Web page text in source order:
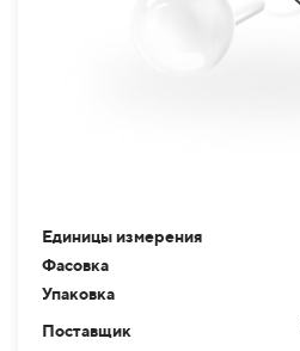
Единицы измерения
Фасовка
Упаковка
Поставщик